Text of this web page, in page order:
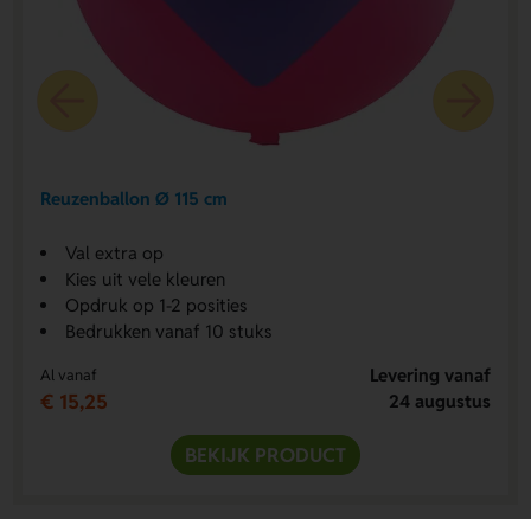
Reuzenballon Ø 115 cm
Val extra op
Kies uit vele kleuren
Opdruk op 1-2 posities
Bedrukken vanaf 10 stuks
Al vanaf
€ 15,25
Levering vanaf
24 augustus
BEKIJK PRODUCT